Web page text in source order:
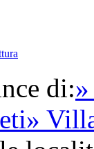
di:
»